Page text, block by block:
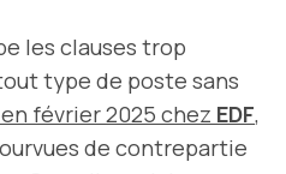
les clauses trop
type de poste sans
février 2025 chez EDF,
de contrepartie